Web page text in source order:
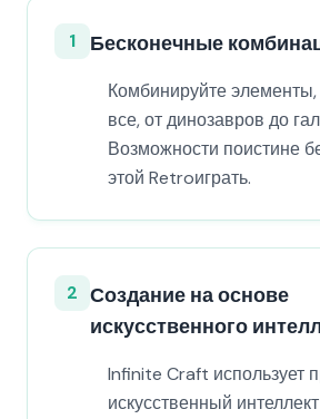
1 Бесконечные
Комбинируйте элементы,
все, от динозавров до
Возможности поистине
этой Retroиграть.
2 Создание на основе
искусственного
Infinite Craft использует
искусственный